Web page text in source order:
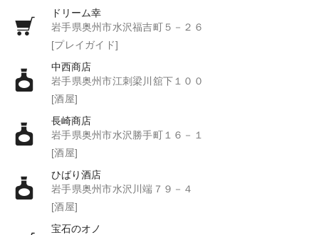
ドリーム幸
岩手県奥州市水沢福吉町５－２６
[プレイガイド]
中西商店
岩手県奥州市江刺梁川舘下１００
[酒屋]
長崎商店
岩手県奥州市水沢勝手町１６－１
[酒屋]
ひばり酒店
岩手県奥州市水沢川端７９－４
[酒屋]
宝石のオノ